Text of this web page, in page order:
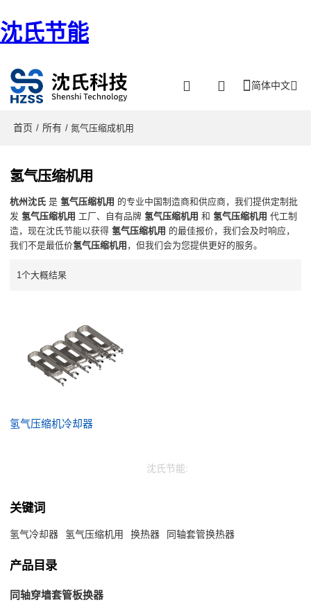
沈氏节能
简体中文
首页 / 所有 / 氮气压缩成机用
氢气压缩机用
杭州沈氏 是氢气压缩机用 的专业中国制造商和供应商，我们提供定制批
发氢气压缩机用 工厂、自有品牌氢气压缩机用 和氢气压缩机用 代工制
造，现在沈氏节能以获得氢气压缩机用 的最佳报价，我们会及时响应，
我们不是最低价氢气压缩机用 ，但我们会为您提供更好的服务。
1个大概结杲
氢气压缩机冷却器
沈氏节能:
关键词
氢气冷却器 氢气压缩机用 换热器 同轴套管换热器
产品目录
同轴穿墙套管板换器